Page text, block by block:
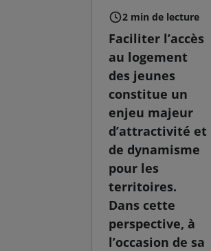
2 min de lecture
Faciliter l’accès
au logement
des jeunes
constitue un
enjeu majeur
d’attractivité et
de dynamisme
pour les
territoires.
Dans cette
perspective, à
l’occasion de sa